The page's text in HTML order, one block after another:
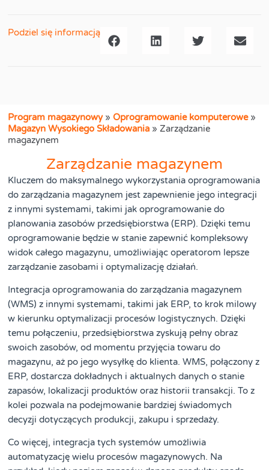
Podziel się informacją
Program magazynowy»Oprogramowanie komputerowe»
Magazyn Wysokiego Składowania »Zarządzanie
magazynem
Zarządzanie magazynem
Kluczem do maksymalnego wykorzystania oprogramowania
do zarządzania magazynem jest zapewnienie jego integracji
z innymi systemami, takimi jak oprogramowanie do
planowania zasobów przedsiębiorstwa (ERP). Dzięki temu
oprogramowanie będzie w stanie zapewnić kompleksowy
widok całego magazynu, umożliwiając operatorom lepsze
zarządzanie zasobami i optymalizację działań.
Integracja oprogramowania do zarządzania magazynem
(WMS) z innymi systemami, takimi jak ERP, to krok milowy
w kierunku optymalizacji procesów logistycznych. Dzięki
temu połączeniu, przedsiębiorstwa zyskują pełny obraz
swoich zasobów, od momentu przyjęcia towaru do
magazynu, aż po jego wysyłkę do klienta. WMS, połączony z
ERP, dostarcza dokładnych i aktualnych danych o stanie
zapasów, lokalizacji produktów oraz historii transakcji. To z
kolei pozwala na podejmowanie bardziej świadomych
decyzji dotyczących produkcji, zakupu i sprzedaży.
Co więcej, integracja tych systemów umożliwia
automatyzację wielu procesów magazynowych. Na